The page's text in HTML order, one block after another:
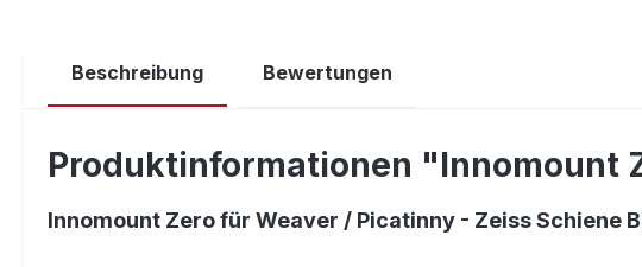
Beschreibung Bewertungen
Produktinformationen "Innomount
Innomount Zero für Weaver / Picatinny - Zeiss Schiene